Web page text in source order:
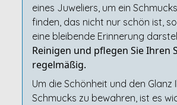
eines Juweliers, um ein
finden, das nicht nur schön ist,
eine bleibende Erinnerung
Reinigen und pflegen Sie Ihren
regelmäßig.
Um die Schönheit und den Glanz
Schmucks zu bewahren, ist es